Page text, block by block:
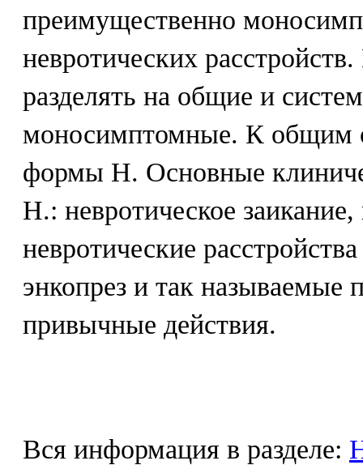
преимущественно
невротических
разделять на общие и
моносимптомные. К общим
формы Н. Основные
Н.: невротическое
невротические
энкопрез и так называемые
привычные действия.
Вся информация в разделе: